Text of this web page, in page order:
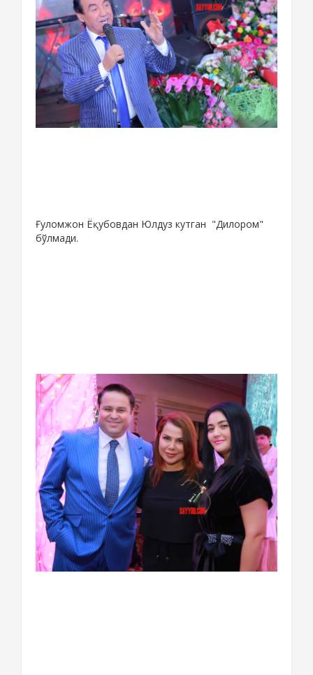
Ғуломжон Ёқубовдан Юлдуз кутган "Дилором"
бўлмади.